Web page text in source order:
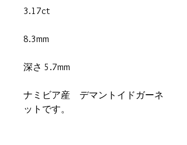
3.17ct
8.3mm
深さ 5.7mm
ナミビア産　デマントイドガーネ
ットです。